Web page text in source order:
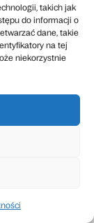
takich jak
do informacji o
dane, takie
na tej
niekorzystnie